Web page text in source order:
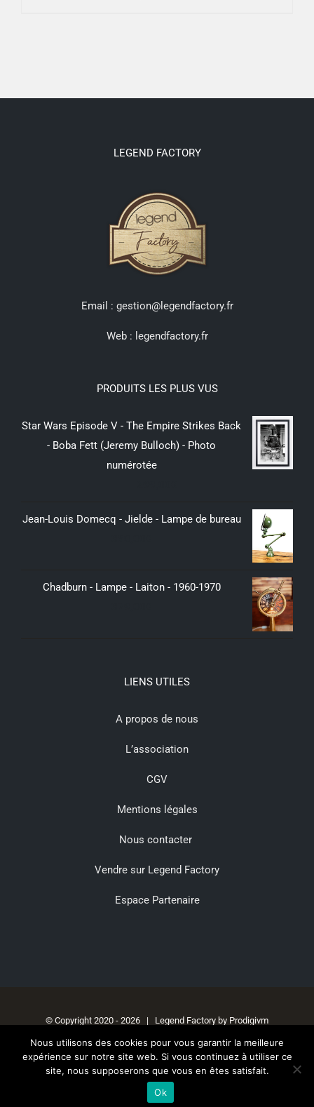
LEGEND FACTORY
Email : gestion@legendfactory.fr
Web : legendfactory.fr
PRODUITS LES PLUS VUS
Star Wars Episode V - The Empire Strikes Back
- Boba Fett (Jeremy Bulloch) - Photo
numérotée
Jean-Louis Domecq - Jielde - Lampe de bureau
Chadburn - Lampe - Laiton - 1960-1970
LIENS UTILES
A propos de nous
L’association
CGV
Mentions légales
Nous contacter
Vendre sur Legend Factory
Espace Partenaire
© Copyright 2020 - 2026 | Legend Factory by Prodigivm
FacebookInstagram
Nous utilisons des cookies pour vous garantir la meilleure
expérience sur notre site web. Si vous continuez à utiliser ce
site, nous supposerons que vous en êtes satisfait.
Ok